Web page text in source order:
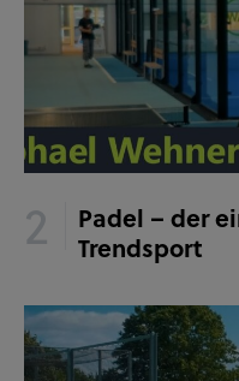
Padel – der
Trendsport